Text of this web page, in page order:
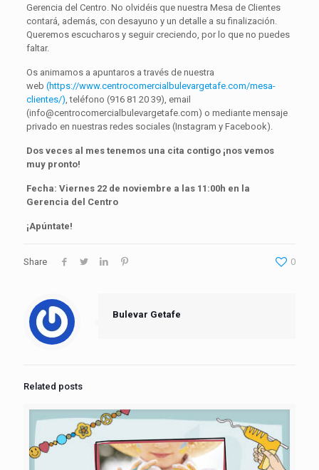
Gerencia del Centro. No olvidéis que nuestra Mesa de Clientes
contará, además, con desayuno y un detalle a su finalización.
Queremos escucharos y seguir creciendo, por lo que no puedes
faltar.
Os animamos a apuntaros a través de nuestra
web (https://www.centrocomercialbulevargetafe.com/mesa-
clientes/), teléfono (916 81 20 39), email
(info@centrocomercialbulevargetafe.com) o mediante mensaje
privado en nuestras redes sociales (Instagram y Facebook).
Dos veces al mes tenemos una cita contigo ¡nos vemos
muy pronto!
Fecha: Viernes 22 de noviembre a las 11:00h en la
Gerencia del Centro
¡Apúntate!
Share 0
Bulevar Getafe
Related posts